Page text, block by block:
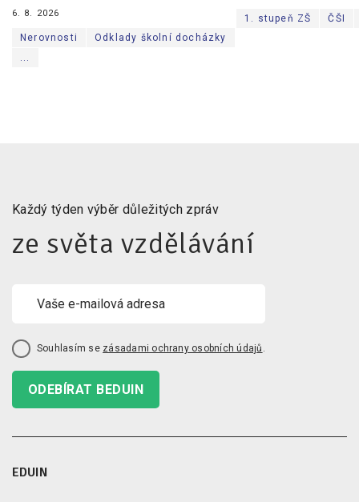
6. 8. 2026
Nerovnosti
Odklady školní docházky
...
1. stupeň ZŠ ČŠI
Každý týden výběr důležitých zpráv
ze světa vzdělávání
Souhlasím se zásadami ochrany osobních údajů .
ODEBÍRAT BEDUIN
EDUIN